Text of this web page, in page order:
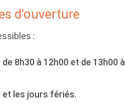
d'ouverture
:
8h30 à 12h00 et de 13h00 à
et les jours fériés.